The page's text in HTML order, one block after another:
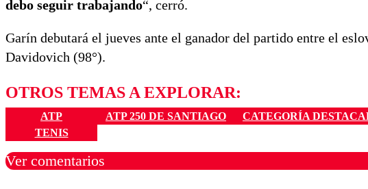
debo seguir trabajando“, cerró.
Garín debutará el jueves ante el ganador del partido entre el
Davidovich (98°).
OTROS TEMAS A EXPLORAR:
ATP ATP 250 DE SANTIAGO CATEGORÍA
TENIS
Ver comentarios